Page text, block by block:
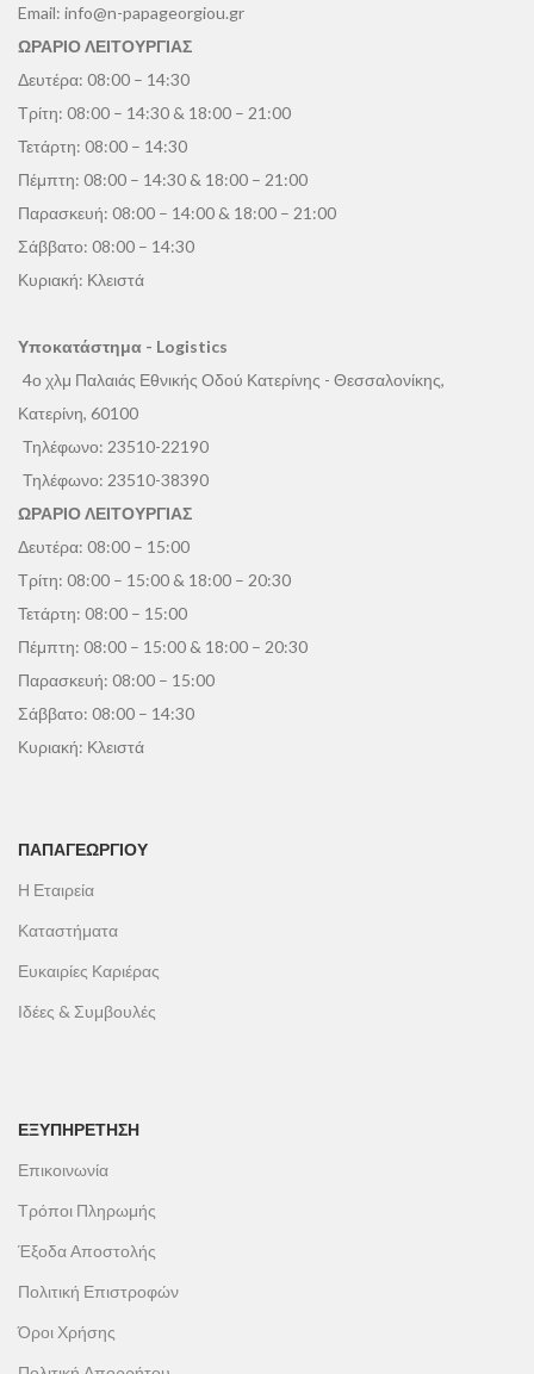
Email: info@n-papageorgiou.gr
ΩΡΑΡΙΟ ΛΕΙΤΟΥΡΓΙΑΣ
Δευτέρα: 08:00 – 14:30
Τρίτη: 08:00 – 14:30 & 18:00 – 21:00
Τετάρτη: 08:00 – 14:30
Πέμπτη: 08:00 – 14:30 & 18:00 – 21:00
Παρασκευή: 08:00 – 14:00 & 18:00 – 21:00
Σάββατο: 08:00 – 14:30
Κυριακή: Κλειστά
Υποκατάστημα - Logistics
4ο χλμ Παλαιάς Εθνικής Οδού Κατερίνης - Θεσσαλονίκης,
Κατερίνη, 60100
Τηλέφωνο: 23510-22190
Τηλέφωνο: 23510-38390
ΩΡΑΡΙΟ ΛΕΙΤΟΥΡΓΙΑΣ
Δευτέρα: 08:00 – 15:00
Τρίτη: 08:00 – 15:00 & 18:00 – 20:30
Τετάρτη: 08:00 – 15:00
Πέμπτη: 08:00 – 15:00 & 18:00 – 20:30
Παρασκευή: 08:00 – 15:00
Σάββατο: 08:00 – 14:30
Κυριακή: Κλειστά
ΠΑΠΑΓΕΩΡΓΊΟΥ
Η Εταιρεία
Καταστήματα
Ευκαιρίες Καριέρας
Ιδέες & Συμβουλές
ΕΞΥΠΗΡΕΤΗΣΗ
Επικοινωνία
Τρόποι Πληρωμής
Έξοδα Αποστολής
Πολιτική Επιστροφών
Όροι Χρήσης